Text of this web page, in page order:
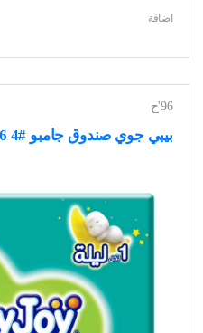
اضافة
96'ح
بيبي جوي صندوق جامبو #4 96'ح